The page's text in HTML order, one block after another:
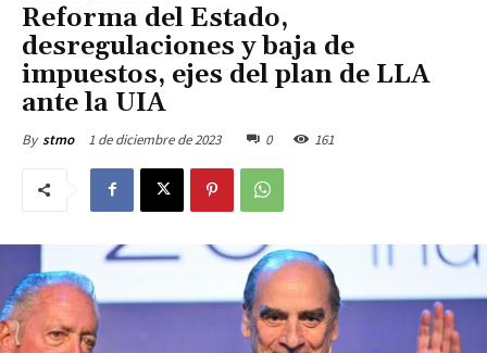
Reforma del Estado,
desregulaciones y baja de
impuestos, ejes del plan de LLA
ante la UIA
By stmo 1 de diciembre de 2023 0 161